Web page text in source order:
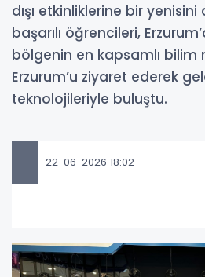
dışı etkinliklerine bir
başarılı öğrencileri,
bölgenin en kapsamlı bilim
Erzurum’u ziyaret ederek
teknolojileriyle buluştu.
22-06-2026 18:02